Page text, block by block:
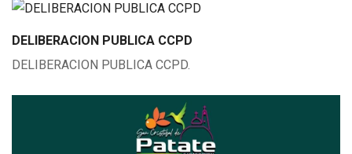
DELIBERACION PUBLICA CCPD
DELIBERACION PUBLICA CCPD.